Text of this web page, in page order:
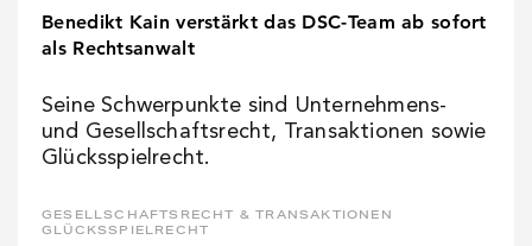
Benedikt Kain verstärkt das DSC-Team ab sofort
als Rechtsanwalt
Seine Schwerpunkte sind Unternehmens-
und Gesellschaftsrecht, Transaktionen sowie
Glücksspielrecht.
GESELLSCHAFTSRECHT & TRANSAKTIONEN
GLÜCKSSPIELRECHT